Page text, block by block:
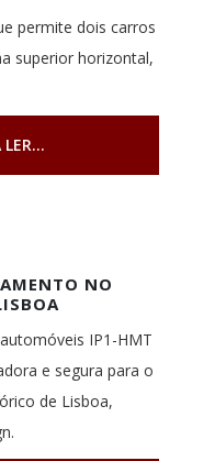
permite dois carros
superior horizontal,
NO
IP1-HMT
e segura para o
de Lisboa,